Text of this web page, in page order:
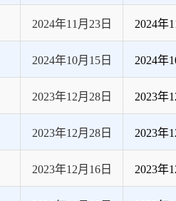
2024年11月23日 2024年
2024年10月15日 2024年
2023年12月28日 2023年
2023年12月28日 2023年
2023年12月16日 2023年